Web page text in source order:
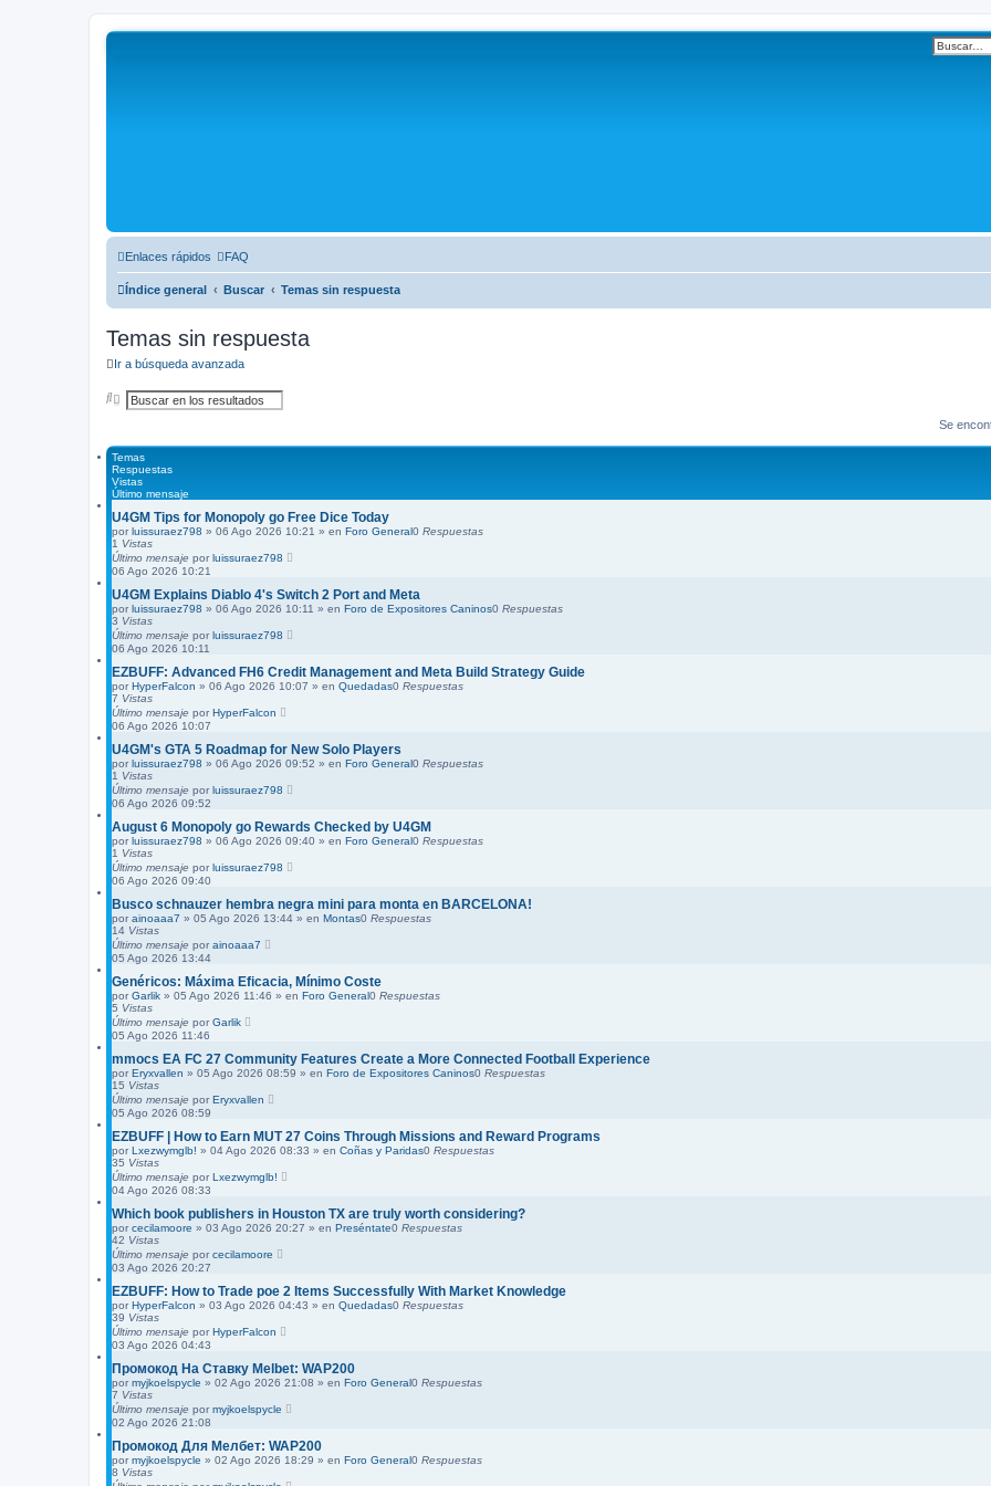
Enlaces rápidos FAQ
Índice general Buscar Temas sin respuesta
Temas sin respuesta
Ir a búsqueda avanzada
B
a
r
u
e
d
a
a
v
a
n
z
a
a
Se
Temas
Respuestas
Vistas
Último mensaje
U4GM Tips for Monopoly go Free Dice Today
por luissuraez798 » 06 Ago 2026 10:21 » en Foro General0 Respuestas
1 Vistas
Último mensaje por luissuraez798
06 Ago 2026 10:21
U4GM Explains Diablo 4's Switch 2 Port and Meta
por luissuraez798 » 06 Ago 2026 10:11 » en Foro de Expositores Caninos0 Respuestas
3 Vistas
Último mensaje por luissuraez798
06 Ago 2026 10:11
EZBUFF: Advanced FH6 Credit Management and Meta Build Strategy Guide
por HyperFalcon » 06 Ago 2026 10:07 » en Quedadas0 Respuestas
7 Vistas
Último mensaje por HyperFalcon
06 Ago 2026 10:07
U4GM's GTA 5 Roadmap for New Solo Players
por luissuraez798 » 06 Ago 2026 09:52 » en Foro General0 Respuestas
1 Vistas
Último mensaje por luissuraez798
06 Ago 2026 09:52
August 6 Monopoly go Rewards Checked by U4GM
por luissuraez798 » 06 Ago 2026 09:40 » en Foro General0 Respuestas
1 Vistas
Último mensaje por luissuraez798
06 Ago 2026 09:40
Busco schnauzer hembra negra mini para monta en BARCELONA!
por ainoaaa7 » 05 Ago 2026 13:44 » en Montas0 Respuestas
14 Vistas
Último mensaje por ainoaaa7
05 Ago 2026 13:44
Genéricos: Máxima Eficacia, Mínimo Coste
por Garlik » 05 Ago 2026 11:46 » en Foro General0 Respuestas
5 Vistas
Último mensaje por Garlik
05 Ago 2026 11:46
mmocs EA FC 27 Community Features Create a More Connected Football Experience
por Eryxvallen » 05 Ago 2026 08:59 » en Foro de Expositores Caninos0 Respuestas
15 Vistas
Último mensaje por Eryxvallen
05 Ago 2026 08:59
EZBUFF | How to Earn MUT 27 Coins Through Missions and Reward Programs
por Lxezwymglb! » 04 Ago 2026 08:33 » en Coñas y Paridas0 Respuestas
35 Vistas
Último mensaje por Lxezwymglb!
04 Ago 2026 08:33
Which book publishers in Houston TX are truly worth considering?
por cecilamoore » 03 Ago 2026 20:27 » en Preséntate0 Respuestas
42 Vistas
Último mensaje por cecilamoore
03 Ago 2026 20:27
EZBUFF: How to Trade poe 2 Items Successfully With Market Knowledge
por HyperFalcon » 03 Ago 2026 04:43 » en Quedadas0 Respuestas
39 Vistas
Último mensaje por HyperFalcon
03 Ago 2026 04:43
Промокод На Ставку Melbet: WAP200
por myjkoelspycle » 02 Ago 2026 21:08 » en Foro General0 Respuestas
7 Vistas
Último mensaje por myjkoelspycle
02 Ago 2026 21:08
Промокод Для Мелбет: WAP200
por myjkoelspycle » 02 Ago 2026 18:29 » en Foro General0 Respuestas
8 Vistas